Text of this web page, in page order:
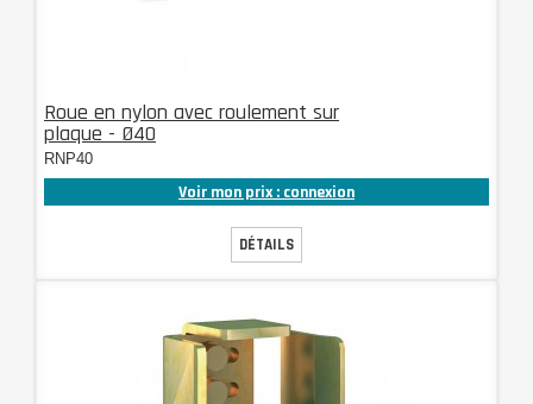
Roue en nylon avec roulement sur
plaque - Ø40
RNP40
Voir mon prix : connexion
DÉTAILS